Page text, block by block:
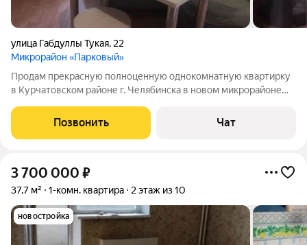
улица Габдуллы Тукая, 22
Микрорайон «Парковый»
Продам прекрасную полноценную однокомнатную квартирку
в Курчатовском районе г. Челябинска в новом микрорайоне
Позвонить Чат
3 700 000 ₽
37,7 м² 1-комн. квартира 2 этаж из 10
новостройка